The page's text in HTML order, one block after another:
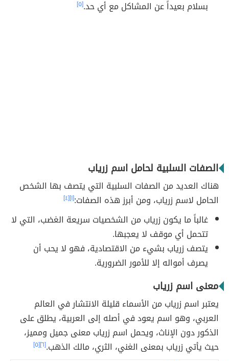
بسلام بعيداً عن المشاكل مع أي حد.[٥]
الصفات السلبية لحامل اسم زرياب
هناك العديد من الصفات السلبية التي يتصف بها الشخص
الحامل لاسم زرياب، ومن أبرز هذه الصفات:[١] [٤]
غالباً ما يكون زرياب من الشخصيات سريعة الغضب، التي لا
تتحمل أي موقف لا يعجبها.
يتصف زرياب بشيء من الاقتصادية، فهو لا يحب أن
يصرف أمواله إلا للأمور الضرورية.
معنى اسم زرياب
يعتبر اسم زرياب من الأسماء قليلة الانتشار في العالم
العربي، وهو اسم يعود في أصله إلى العربية، يطلق على
الذكور دون الإناث، ويحمل اسم زرياب معنى جميل ومميز،
حيث يأتي زرياب بمعنى الغني، الثري، مالك الذهب.[٦] [٥]